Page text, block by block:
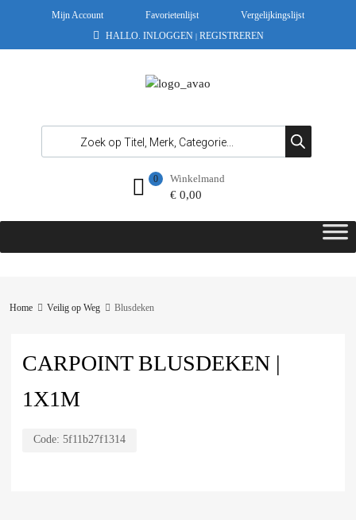
Mijn Account Favorietenlijst
Vergelijkingslijst
HALLO. INLOGGEN | REGISTREREN
Winkelmand
€0,00
0
Home Veilig op Weg Blusdeken
CARPOINT BLUSDEKEN |
1X1M
Code: 5f11b27f1314